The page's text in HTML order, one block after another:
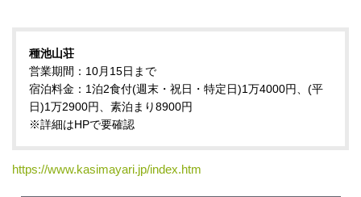
種池山荘
営業期間：10月15日まで
宿泊料金：1泊2食付(週末・祝日・特定日)1万4000円、(平
日)1万2900円、素泊まり8900円
※詳細はHPで要確認
https://www.kasimayari.jp/index.htm